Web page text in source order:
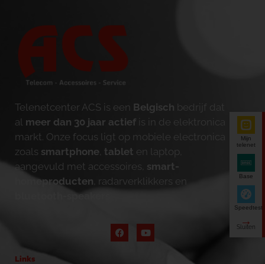
Telenetcenter ACS is een Belgisch bedrijf dat
al meer dan 30 jaar actief is in de elektronica
markt. Onze focus ligt op mobiele electronica
zoals smartphone tablet en laptop,
aangevuld met accessoires, smart-
homeproducten , radarverklikkers en
bluetooth-speakers
Links
Mijn
telenet
Base
Speedtest